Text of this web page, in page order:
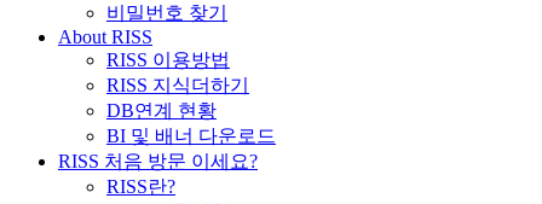
비밀번호 찾기
About RISS
RISS 이용방법
RISS 지식더하기
DB연계 현황
BI 및 배너 다운로드
RISS 처음 방문 이세요?
RISS란?